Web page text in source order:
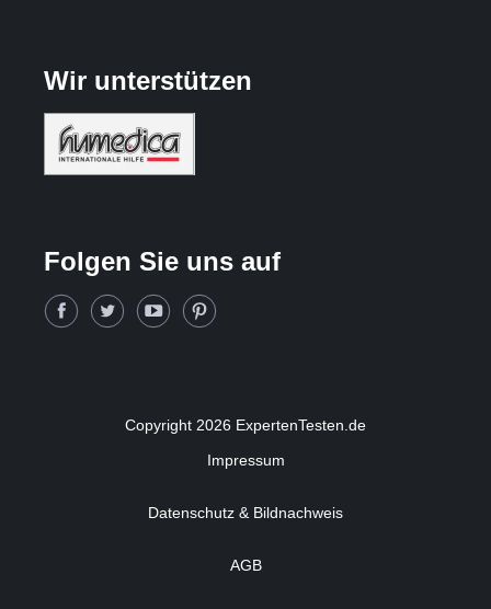
Wir unterstützen
Folgen Sie uns auf
Copyright 2026 ExpertenTesten.de
Impressum
Datenschutz & Bildnachweis
AGB